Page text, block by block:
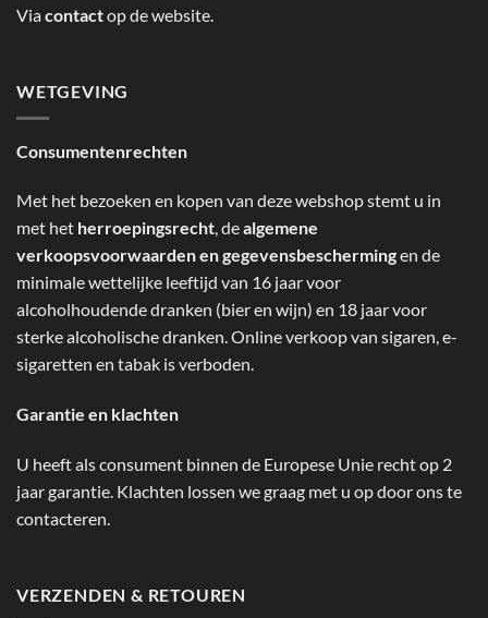
Viacontactop de website.
WETGEVING
Consumentenrechten
Met het bezoeken en kopen van deze webshop stemt u in
met het herroepingsrecht, dealgemene
verkoopsvoorwaarden en gegevensbeschermingen de
minimale wettelijke leeftijd van 16 jaar voor
alcoholhoudende dranken (bier en wijn) en 18 jaar voor
sterke alcoholische dranken. Online verkoop van sigaren, e-
sigaretten en tabak is verboden.
Garantie en klachten
U heeft als consument binnen de Europese Unie recht op 2
jaar garantie. Klachten lossen we graag met u op door ons te
contacteren.
VERZENDEN & RETOUREN